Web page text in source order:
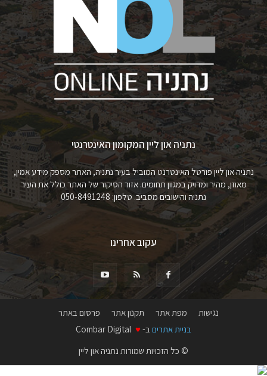
נתניה און ליין המקומון האינטרנטי
נתניה און ליין פורטל האינטרנט המוביל בעיר נתניה, האתר מספק מידע אמין,
מאוזן, מהיר ומדויק במגוון תחומים. אזור הסיקור של האתר כולל את העיר
נתניה והישובים מסביב. טלפון: 050-8491248
עקוב אחרינו
נגישות מפת אתר תקנון אתר
פרסום באתר
בניית אתרים ב- ♥
© כל הזכויות שמורות נתניה און ליין